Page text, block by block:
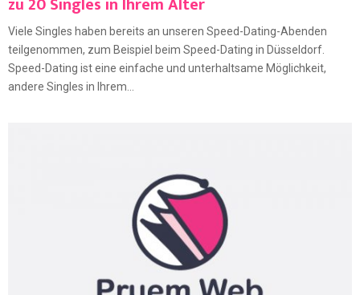
Viele Singles haben bereits an unseren Speed-Dating-Abenden
teilgenommen, zum Beispiel beim Speed-Dating in Düsseldorf.
Speed-Dating ist eine einfache und unterhaltsame Möglichkeit,
andere Singles in Ihrem...